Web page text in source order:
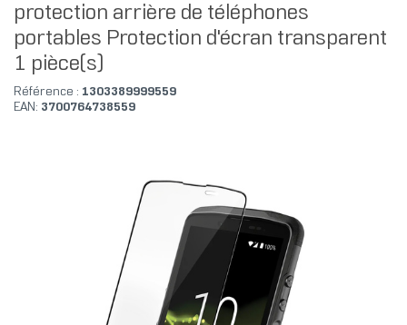
protection arrière de téléphones
portables Protection d'écran transparent
1 pièce(s)
Référence : 1303389999559
EAN: 3700764738559